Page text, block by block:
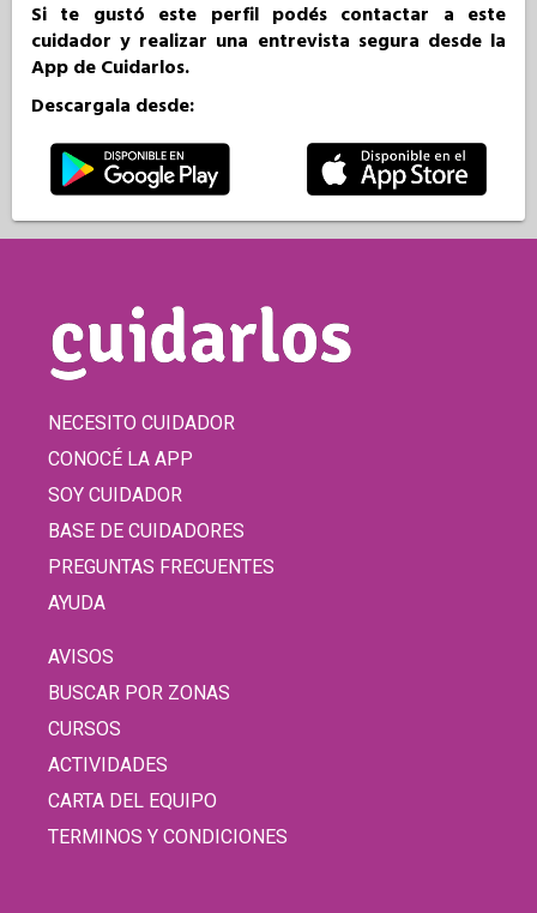
Si te gustó este perfil podés contactar a este
cuidador y realizar una entrevista segura desde la
App de Cuidarlos.
Descargala desde:
NECESITO CUIDADOR
CONOCÉ LA APP
SOY CUIDADOR
BASE DE CUIDADORES
PREGUNTAS FRECUENTES
AYUDA
AVISOS
BUSCAR POR ZONAS
CURSOS
ACTIVIDADES
CARTA DEL EQUIPO
TERMINOS Y CONDICIONES